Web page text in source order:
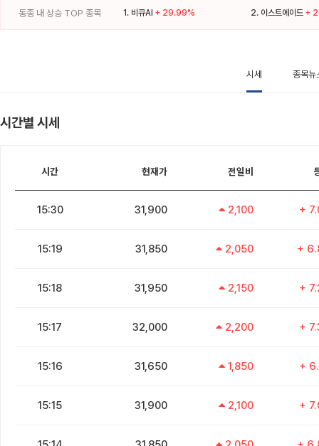
동종 내 상승 TOP 종목 1. 비큐AI + 29.99% 2. 이스트에이드 +
시세 종목뉴